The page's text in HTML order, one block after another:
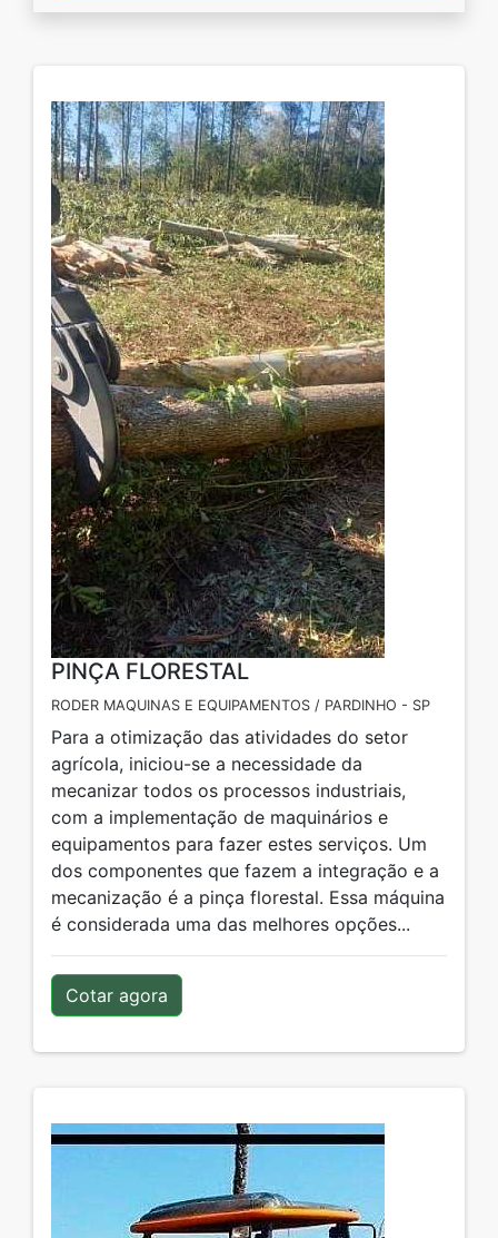
PINÇA FLORESTAL
RODER MAQUINAS E EQUIPAMENTOS / PARDINHO - SP
Para a otimização das atividades do setor
agrícola, iniciou-se a necessidade da
mecanizar todos os processos industriais,
com a implementação de maquinários e
equipamentos para fazer estes serviços. Um
dos componentes que fazem a integração e a
mecanização é a pinça florestal. Essa máquina
é considerada uma das melhores opções...
Cotar agora